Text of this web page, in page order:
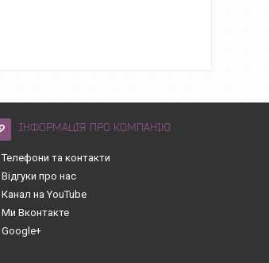
ІНФОРМАЦІЯ ПРО КОМПАНІЮ
Телефони та контакти
Відгуки про нас
Канал на YouTube
Ми Вконтакте
Google+